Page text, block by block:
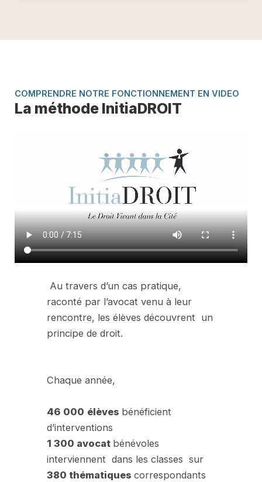
COMPRENDRE NOTRE FONCTIONNEMENT EN VIDEO
La méthode InitiaDROIT
Au travers d’un cas pratique,
raconté par l’avocat venu à leur
rencontre, les élèves découvrent un
principe de droit.
Chaque année,
46 000 élèves bénéficient
d’interventions
1 300 avocat bénévoles
interviennent dans les classes sur
380 thématiquescorrespondants